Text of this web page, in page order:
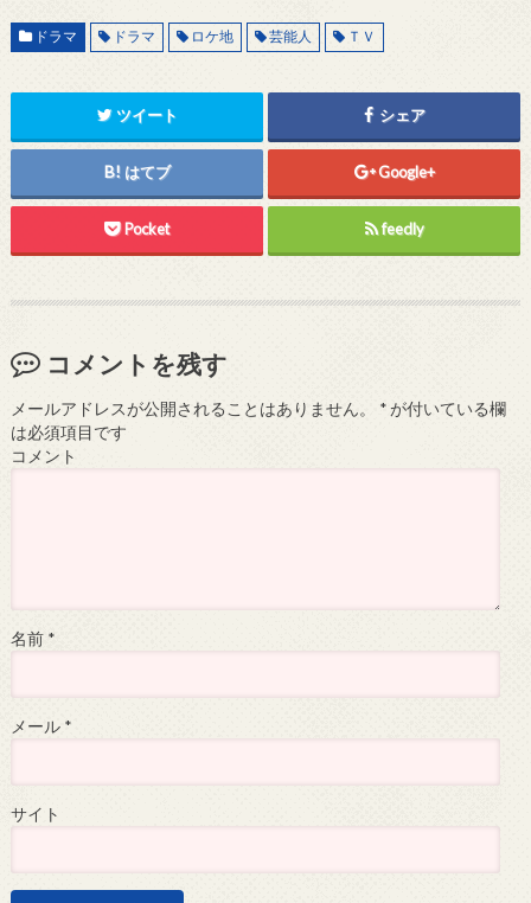
ドラマ ドラマ ロケ地 芸能人 ＴＶ
ツイート シェア
はてブ Google+
Pocket feedly
コメントを残す
メールアドレスが公開されることはありません。 *が付いている欄
は必須項目です
コメント
名前 *
メール *
サイト